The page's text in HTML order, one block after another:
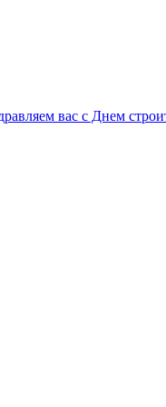
вас с Днем